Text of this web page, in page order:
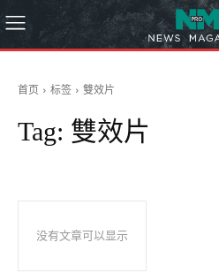
首页 标签 雙效片
Tag: 雙效片
没有文章可以显示